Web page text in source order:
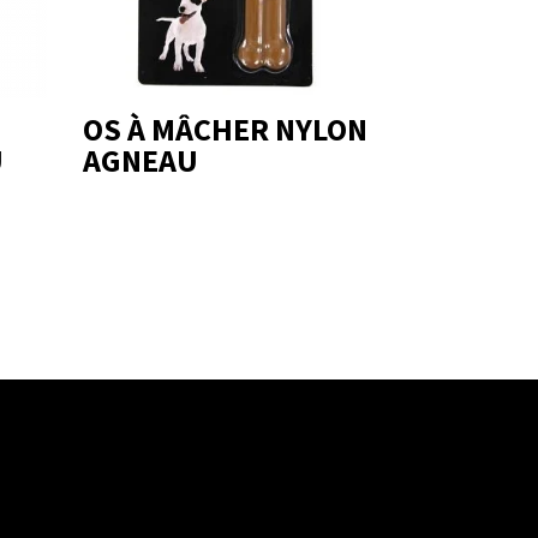
OS À MÂCHER NYLON
AGNEAU